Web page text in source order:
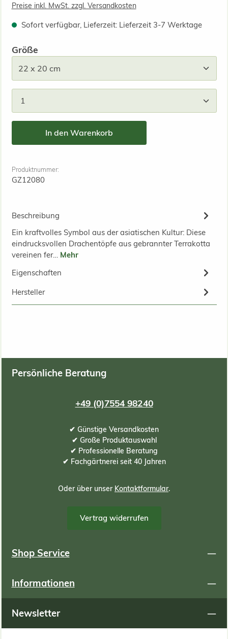
Preise inkl. MwSt. zzgl. Versandkosten
Sofort verfügbar, Lieferzeit: Lieferzeit 3-7 Werktage
Größeauswählen
In den Warenkorb
Produktnummer:
GZ12080
Beschreibung
Ein kraftvolles Symbol aus der asiatischen Kultur: Diese
eindrucksvollen Drachentöpfe aus gebrannter Terrakotta
vereinen fer… Mehr
Eigenschaften
Hersteller
Persönliche Beratung
+49 (0)7554 98240
✔ Günstige Versandkosten
✔ Große Produktauswahl
✔ Professionelle Beratung
✔ Fachgärtnerei seit 40 Jahren
Oder über unser Kontaktformular.
Vertrag widerrufen
Shop Service
Informationen
Newsletter